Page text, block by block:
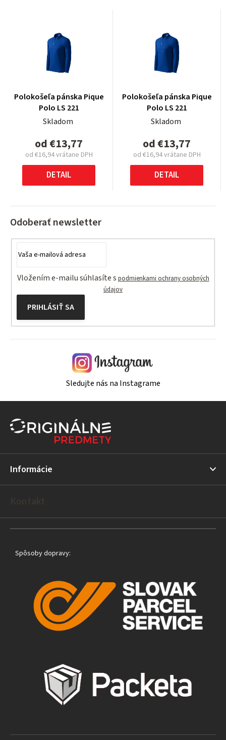
Polokošeľa pánska Pique
Polo LS 221
Skladom
od€13,77
od €16,94vrátane DPH
Jednotková
cena:
DETAIL
Polokošeľa pánska Pique
Polo LS 221
Skladom
od€13,77
od €16,94vrátane DPH
Jednotková
cena:
DETAIL
Odoberať newsletter
Vložením e-mailu súhlasíte s podmienkami ochrany osobných
údajov
PRIHLÁSIŤ SA
Sledujte nás na Instagrame
ä
i
Informácie
Spôsoby dopravy: